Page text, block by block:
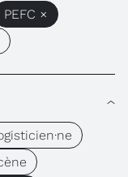
PEFC ×